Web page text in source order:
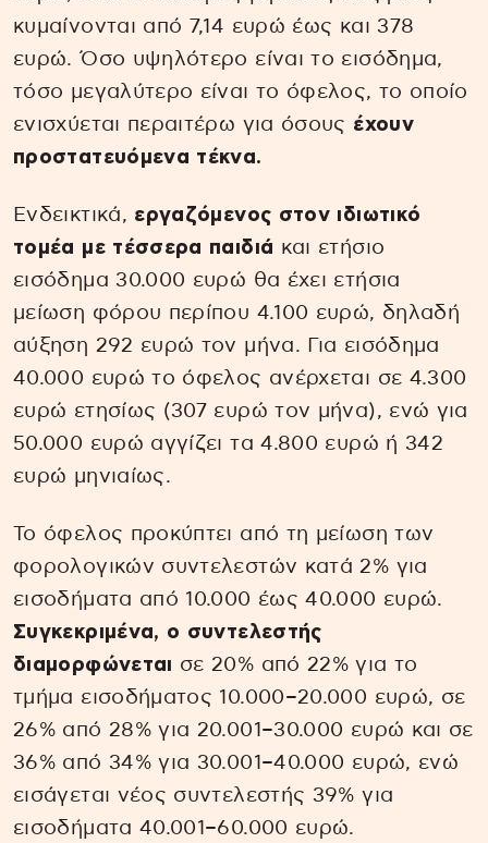
κυμαίνονται από 7,14 ευρώ έως και 378
ευρώ. Όσο υψηλότερο είναι το εισόδημα,
τόσο μεγαλύτερο είναι το όφελος, το οποίο
ενισχύεται περαιτέρω για όσους έχουν
προστατευόμενα τέκνα.
Ενδεικτικά, εργαζόμενος στον ιδιωτικό
τομέα με τέσσερα παιδιά και ετήσιο
εισόδημα 30.000 ευρώ θα έχει ετήσια
μείωση φόρου περίπου 4.100 ευρώ, δηλαδή
αύξηση 292 ευρώ τον μήνα. Για εισόδημα
40.000 ευρώ το όφελος ανέρχεται σε 4.300
ευρώ ετησίως (307 ευρώ τον μήνα), ενώ για
50.000 ευρώ αγγίζει τα 4.800 ευρώ ή 342
ευρώ μηνιαίως.
Το όφελος προκύπτει από τη μείωση των
φορολογικών συντελεστών κατά 2% για
εισοδήματα από 10.000 έως 40.000 ευρώ.
Συγκεκριμένα, ο συντελεστής
διαμορφώνεται σε 20% από 22% για το
τμήμα εισοδήματος 10.000–20.000 ευρώ, σε
26% από 28% για 20.001–30.000 ευρώ και σε
36% από 34% για 30.001–40.000 ευρώ, ενώ
εισάγεται νέος συντελεστής 39% για
εισοδήματα 40.001–60.000 ευρώ.